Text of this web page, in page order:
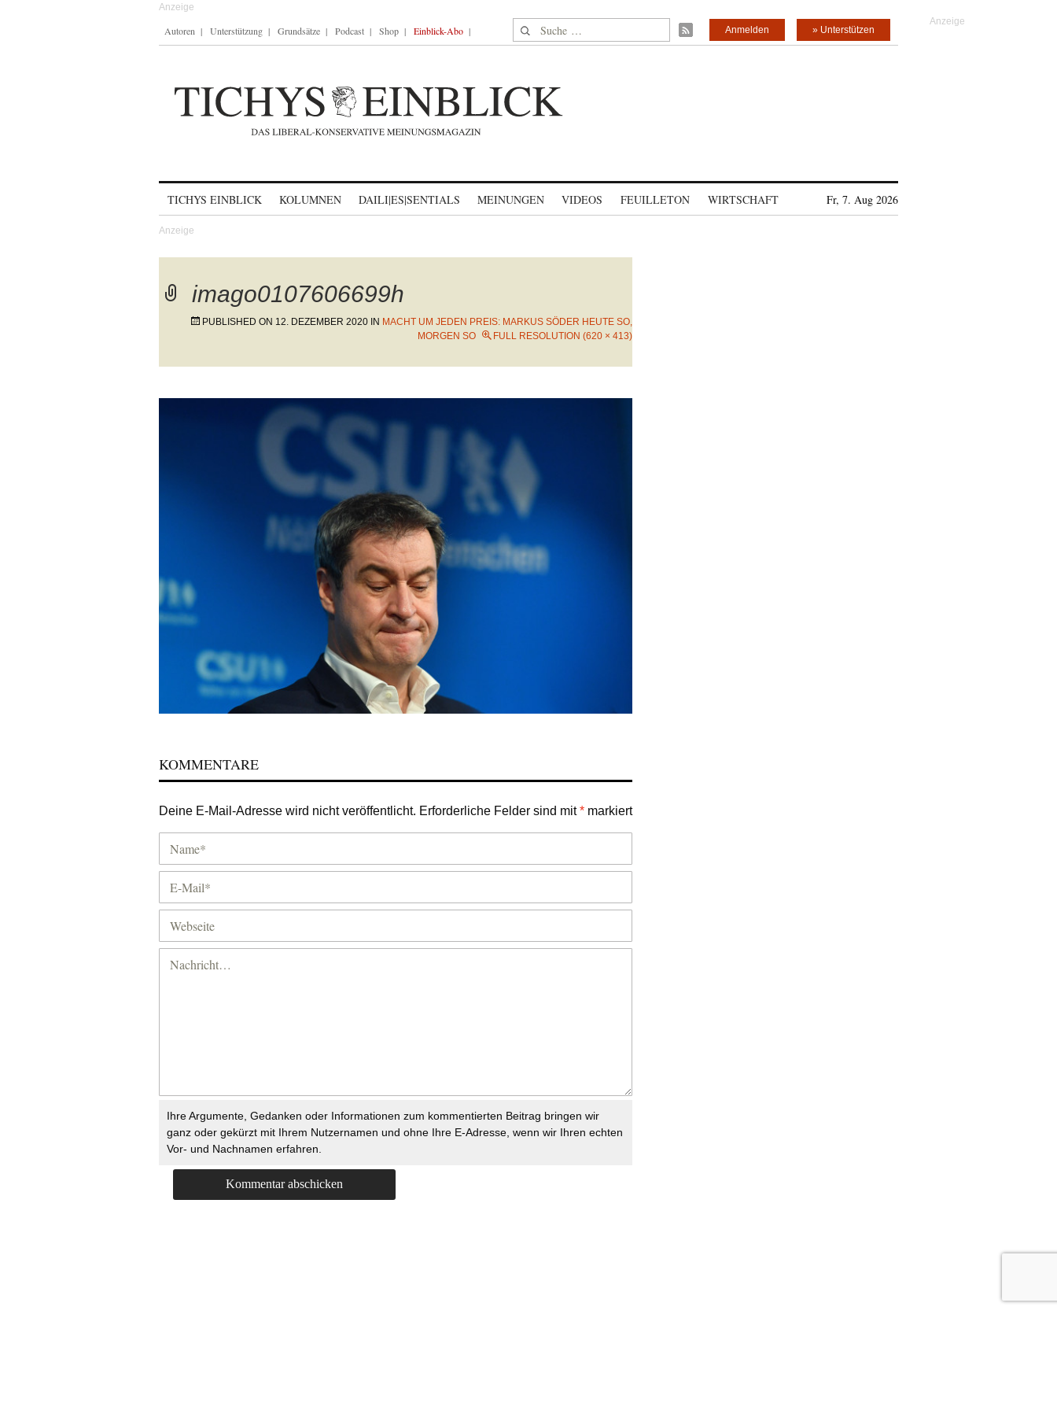
Autoren Unterstützung Grundsätze Podcast Shop Einblick-Abo Suche nach: » Unterstützen
Anmelden
TICHYS EINBLICK KOLUMNEN DAILI|ES|SENTIALS MEINUNGEN VIDEOS FEUILLETON WIRTSCHAFT Fr, 7. Aug 2026
imago0107606699h
PUBLISHED ON 12. DEZEMBER 2020 IN MACHT UM JEDEN PREIS: MARKUS SÖDER HEUTE SO,
MORGEN SO
FULL RESOLUTION (620 × 413)
KOMMENTARE
Deine E-Mail-Adresse wird nicht veröffentlicht. Erforderliche Felder sind mit* markiert
Ihre Argumente, Gedanken oder Informationen zum kommentierten Beitrag bringen wir
ganz oder gekürzt mit Ihrem Nutzernamen und ohne Ihre E-Adresse, wenn wir Ihren echten
Vor- und Nachnamen erfahren.